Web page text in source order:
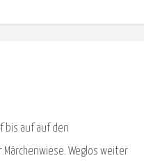
bis auf auf den
Weglos weiter